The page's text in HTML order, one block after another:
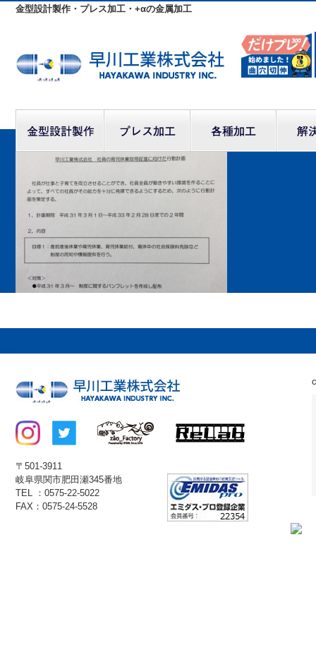
金型設計製作・プレス加工・+αの金属加工
〒501-3911
岐阜県関市肥田瀬345番地
TEL ：0575-22-5022
FAX：0575-24-5528